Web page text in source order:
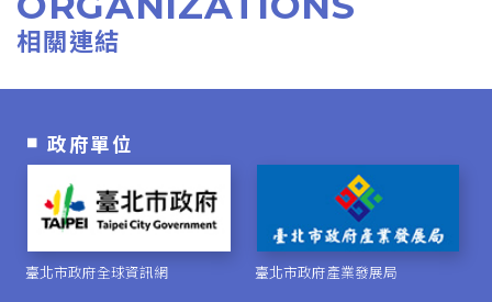
相關連結
政府單位
臺北市政府全球資訊網 臺北市政府產業發展局